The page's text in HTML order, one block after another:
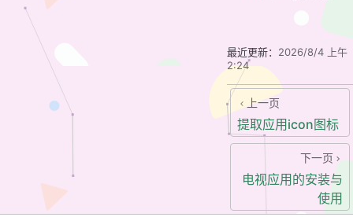
最近更新： 2026/8/4 上午
2:24
上一页
提取应用icon图标
下一页
电视应用的安装与
使用